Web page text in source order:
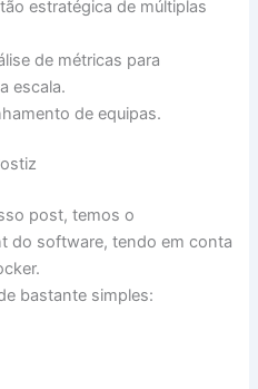
estratégica de múltiplas
de métricas para
escala.
de equipas.
post, temos o
do software, tendo em conta
bastante simples: